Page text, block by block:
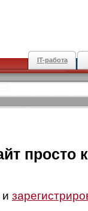
IT-работа
просто